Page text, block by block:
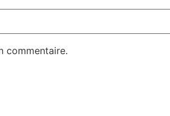
commentaire.